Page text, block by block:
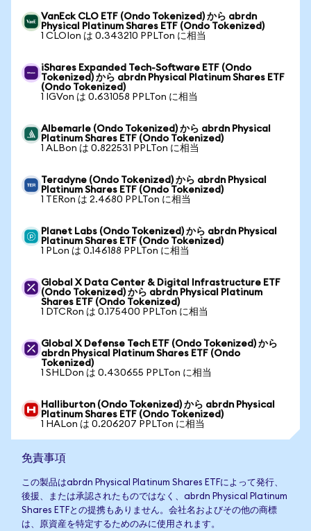
VanEck CLO ETF (Ondo Tokenized) から abrdn
Physical Platinum Shares ETF (Ondo Tokenized)
1 CLOIon は 0.343210 PPLTon に相当
iShares Expanded Tech-Software ETF (Ondo
Tokenized) から abrdn Physical Platinum Shares ETF
(Ondo Tokenized)
1 IGVon は 0.631058 PPLTon に相当
Albemarle (Ondo Tokenized) から abrdn Physical
Platinum Shares ETF (Ondo Tokenized)
1 ALBon は 0.822531 PPLTon に相当
Teradyne (Ondo Tokenized) から abrdn Physical
Platinum Shares ETF (Ondo Tokenized)
1 TERon は 2.4680 PPLTon に相当
Planet Labs (Ondo Tokenized) から abrdn Physical
Platinum Shares ETF (Ondo Tokenized)
1 PLon は 0.146188 PPLTon に相当
Global X Data Center & Digital Infrastructure ETF
(Ondo Tokenized) から abrdn Physical Platinum
Shares ETF (Ondo Tokenized)
1 DTCRon は 0.175400 PPLTon に相当
Global X Defense Tech ETF (Ondo Tokenized) から
abrdn Physical Platinum Shares ETF (Ondo
Tokenized)
1 SHLDon は 0.430655 PPLTon に相当
Halliburton (Ondo Tokenized) から abrdn Physical
Platinum Shares ETF (Ondo Tokenized)
1 HALon は 0.206207 PPLTon に相当
免責事項
この製品はabrdn Physical Platinum Shares ETFによって発行、
後援、または承認されたものではなく、abrdn Physical Platinum
Shares ETFとの提携もありません。会社名およびその他の商標
は、原資産を特定するためのみに使用されます。